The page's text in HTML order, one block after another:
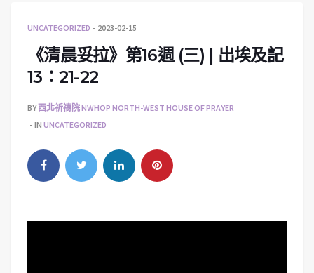
UNCATEGORIZED 2023-02-15
《清晨妥拉》第16週 (三) | 出埃及記
13：21-22
BY西北祈禱院 NWHOP NORTH-WEST HOUSE OF PRAYER
IN UNCATEGORIZED